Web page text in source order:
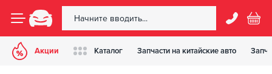
Акции Каталог Запчасти на китайские авто